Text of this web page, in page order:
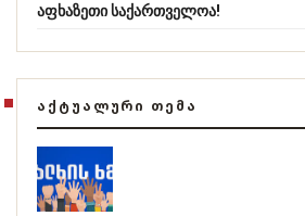
აფხაზეთი საქართველოა!
ᲐᲥᲢᲣᲐᲚᲣᲠᲘ ᲗᲔᲛᲐ